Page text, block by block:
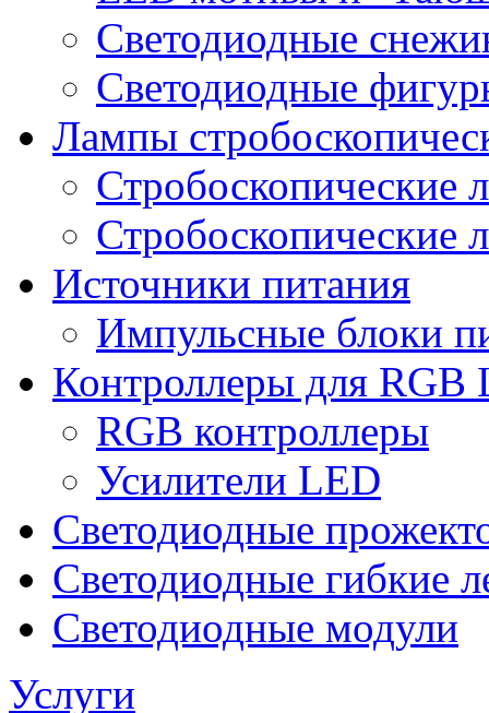
Светодиодные
Светодиодные
Лампы
Стробоскопические
Стробоскопические
Источники питания
Импульсные блоки
Контроллеры для RGB
RGB контроллеры
Усилители LED
Светодиодные
Светодиодные гибкие
Светодиодные модули
Услуги